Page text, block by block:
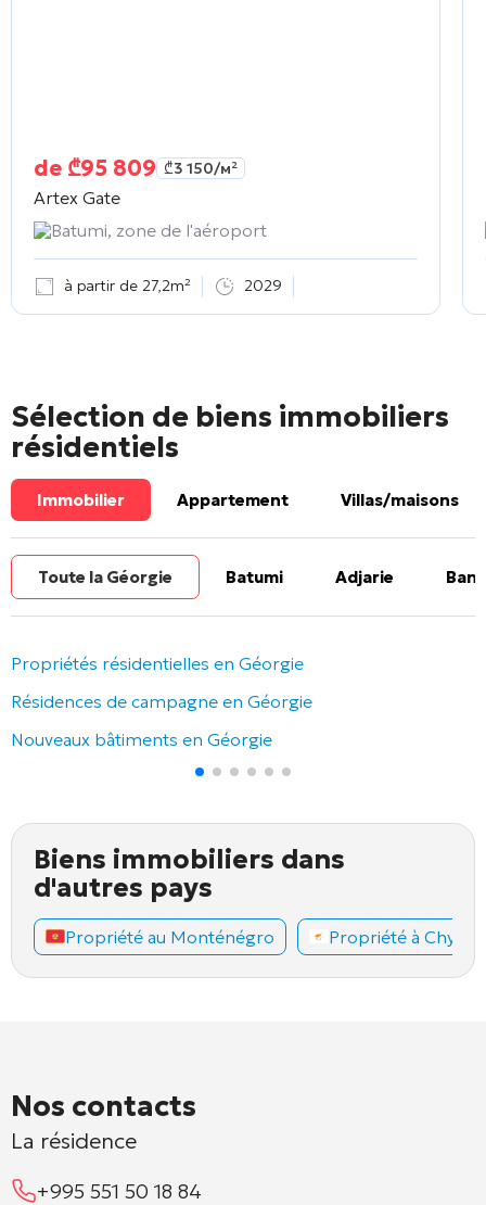
de ₾95 809 ₾3 150/м²
Artex Gate
Batumi, zone de l'aéroport
à partir de 27,2m² 2029
Sélection de biens immobiliers
résidentiels
Immobilier Appartement Villas/maisons
Toute la Géorgie Batumi Adjarie
Propriétés résidentielles en Géorgie
Résidences de campagne en Géorgie
Nouveaux bâtiments en Géorgie
Biens immobiliers dans
d'autres pays
Propriété au Monténégro Propriété à Chypre
Nos contacts
La résidence
+995 551 50 18 84